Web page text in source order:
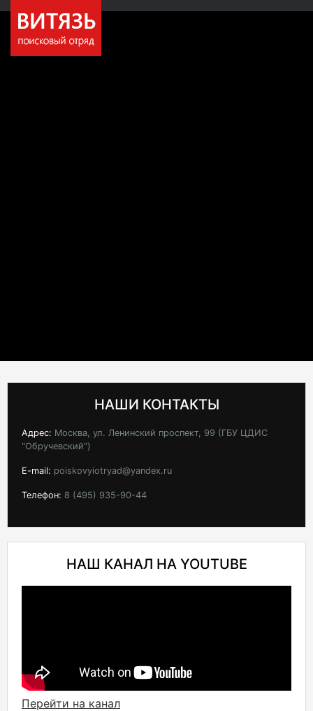
НАШИ КОНТАКТЫ
Адрес: Москва, ул. Ленинский проспект, 99 (ГБУ ЦДИС
"Обручевский")
E-mail: poiskovyiotryad@yandex.ru
Телефон: 8 (495) 935-90-44
НАШ КАНАЛ НА YOUTUBE
Перейти на канал